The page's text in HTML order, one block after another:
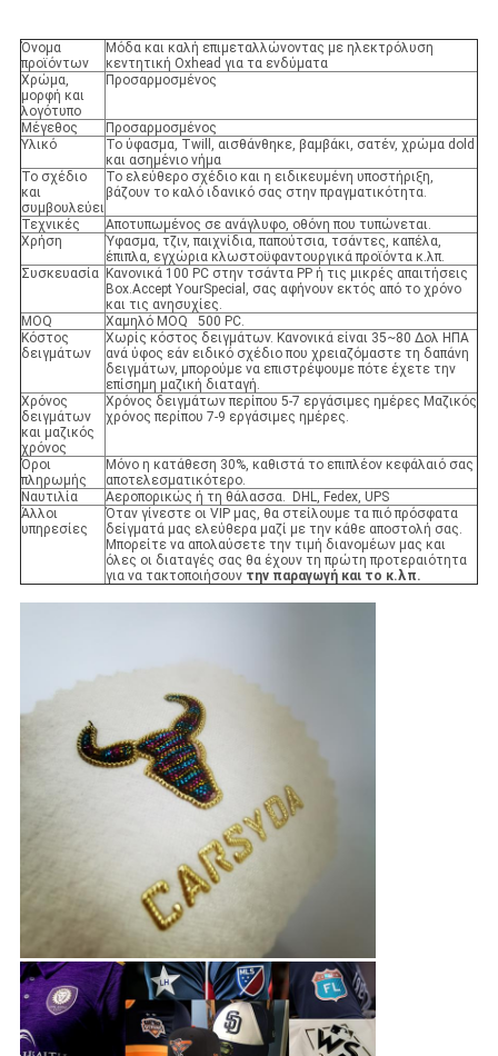
Όνομα
προϊόντων
Μόδα και καλή επιμεταλλώνοντας με ηλεκτρόλυση
κεντητική Oxhead για τα ενδύματα
Χρώμα,
μορφή και
λογότυπο
Προσαρμοσμένος
Μέγεθος
Προσαρμοσμένος
Υλικό
Το ύφασμα, Twill, αισθάνθηκε, βαμβάκι, σατέν, χρώμα dold
και ασημένιο νήμα
Το σχέδιο
και
συμβουλεύει
Το ελεύθερο σχέδιο και η ειδικευμένη υποστήριξη,
βάζουν το καλό ιδανικό σας στην πραγματικότητα.
Τεχνικές
Αποτυπωμένος σε ανάγλυφο, οθόνη που τυπώνεται.
Χρήση
Ύφασμα, τζιν, παιχνίδια, παπούτσια, τσάντες, καπέλα,
έπιπλα, εγχώρια κλωστοϋφαντουργικά προϊόντα κ.λπ.
Συσκευασία Κανονικά 100 PC στην τσάντα PP ή τις μικρές απαιτήσεις
Box.Accept YourSpecial, σας αφήνουν εκτός από το χρόνο
και τις ανησυχίες.
MOQ
Χαμηλό MOQ 500 PC.
Κόστος
δειγμάτων
Χωρίς κόστος δειγμάτων. Κανονικά είναι 35~80 Δολ ΗΠΑ
ανά ύφος εάν ειδικό σχέδιο που χρειαζόμαστε τη δαπάνη
δειγμάτων, μπορούμε να επιστρέψουμε πότε έχετε την
επίσημη μαζική διαταγή.
Χρόνος
δειγμάτων
και μαζικός
χρόνος
Χρόνος δειγμάτων περίπου 5-7 εργάσιμες ημέρες Μαζικός
χρόνος περίπου 7-9 εργάσιμες ημέρες.
Όροι
πληρωμής
Μόνο η κατάθεση 30%, καθιστά το επιπλέον κεφάλαιό σας
αποτελεσματικότερο.
Ναυτιλία
Αεροπορικώς ή τη θάλασσα. DHL, Fedex, UPS
Άλλοι
υπηρεσίες
Όταν γίνεστε οι VIP μας, θα στείλουμε τα πιό πρόσφατα
δείγματά μας ελεύθερα μαζί με την κάθε αποστολή σας.
Μπορείτε να απολαύσετε την τιμή διανομέων μας και
όλες οι διαταγές σας θα έχουν τη πρώτη προτεραιότητα
για να τακτοποιήσουν την παραγωγή και το κ.λπ.